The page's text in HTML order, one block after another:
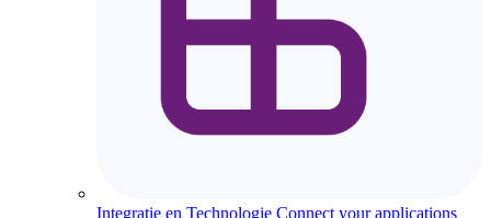
Integratie en Technologie Connect your applications